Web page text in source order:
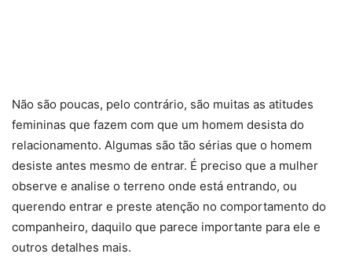
Não são poucas, pelo contrário, são muitas as atitudes
femininas que fazem com que um homem desista do
relacionamento. Algumas são tão sérias que o homem
desiste antes mesmo de entrar. É preciso que a mulher
observe e analise o terreno onde está entrando, ou
querendo entrar e preste atenção no comportamento do
companheiro, daquilo que parece importante para ele e
outros detalhes mais.